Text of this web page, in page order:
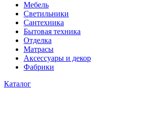
Мебель
Светильники
Сантехника
Бытовая техника
Отделка
Матрасы
Аксессуары и декор
Фабрики
Каталог